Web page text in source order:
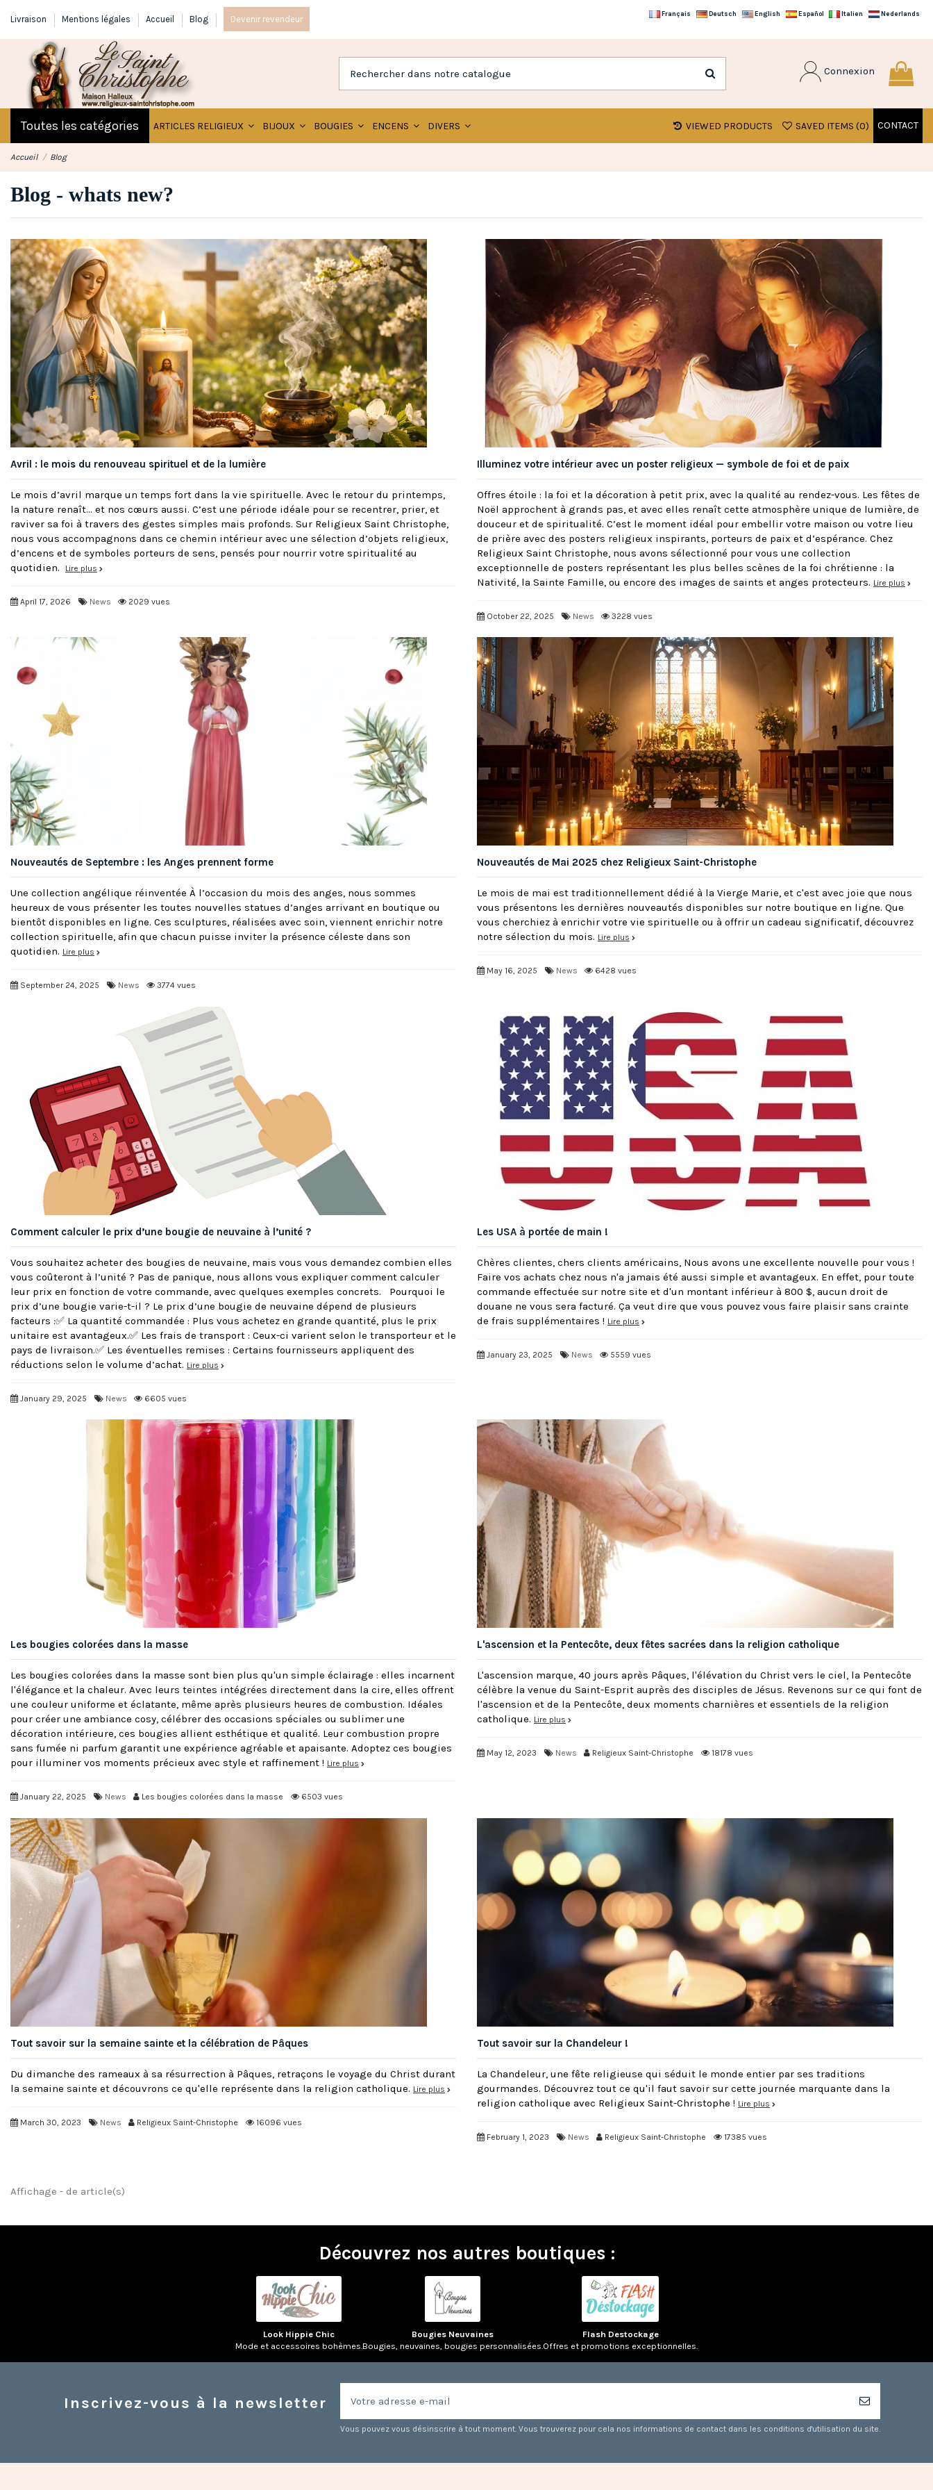
Livraison Mentions légales Accueil Blog Devenir revendeur
Français Deutsch English Español Italien Nederlands
Connexion
Toutes les catégories ARTICLES RELIGIEUX BIJOUX BOUGIES ENCENS DIVERS CONTACT
SAVED ITEMS (0)
VIEWED PRODUCTS
Accueil Blog
Blog - whats new?
Avril : le mois du renouveau spirituel et de la lumière
Le mois d’avril marque un temps fort dans la vie spirituelle. Avec le retour du printemps,
la nature renaît… et nos cœurs aussi. C’est une période idéale pour se recentrer, prier, et
raviver sa foi à travers des gestes simples mais profonds. Sur Religieux Saint Christophe,
nous vous accompagnons dans ce chemin intérieur avec une sélection d’objets religieux,
d’encens et de symboles porteurs de sens, pensés pour nourrir votre spiritualité au
quotidien.
Lire plus
April 17, 2026 News 2029 vues
Illuminez votre intérieur avec un poster religieux — symbole de foi et de paix
Offres étoile : la foi et la décoration à petit prix, avec la qualité au rendez-vous. Les fêtes de
Noël approchent à grands pas, et avec elles renaît cette atmosphère unique de lumière, de
douceur et de spiritualité. C’est le moment idéal pour embellir votre maison ou votre lieu
de prière avec des posters religieux inspirants, porteurs de paix et d’espérance. Chez
Religieux Saint Christophe, nous avons sélectionné pour vous une collection
exceptionnelle de posters représentant les plus belles scènes de la foi chrétienne : la
Nativité, la Sainte Famille, ou encore des images de saints et anges protecteurs. Lire plus
October 22, 2025 News 3228 vues
Nouveautés de Septembre : les Anges prennent forme
Une collection angélique réinventée À l’occasion du mois des anges, nous sommes
heureux de vous présenter les toutes nouvelles statues d’anges arrivant en boutique ou
bientôt disponibles en ligne. Ces sculptures, réalisées avec soin, viennent enrichir notre
collection spirituelle, afin que chacun puisse inviter la présence céleste dans son
quotidien. Lire plus
September 24, 2025 News 3774 vues
Nouveautés de Mai 2025 chez Religieux Saint-Christophe
Le mois de mai est traditionnellement dédié à la Vierge Marie, et c'est avec joie que nous
vous présentons les dernières nouveautés disponibles sur notre boutique en ligne. Que
vous cherchiez à enrichir votre vie spirituelle ou à offrir un cadeau significatif, découvrez
notre sélection du mois. Lire plus
May 16, 2025 News 6428 vues
Comment calculer le prix d’une bougie de neuvaine à l’unité ?
Vous souhaitez acheter des bougies de neuvaine, mais vous vous demandez combien elles
vous coûteront à l’unité ? Pas de panique, nous allons vous expliquer comment calculer
leur prix en fonction de votre commande, avec quelques exemples concrets. Pourquoi le
prix d’une bougie varie-t-il ? Le prix d’une bougie de neuvaine dépend de plusieurs
facteurs :✅ La quantité commandée : Plus vous achetez en grande quantité, plus le prix
unitaire est avantageux.✅ Les frais de transport : Ceux-ci varient selon le transporteur et le
pays de livraison.✅ Les éventuelles remises : Certains fournisseurs appliquent des
réductions selon le volume d’achat. Lire plus
January 29, 2025 News 6605 vues
Les USA à portée de main !
Chères clientes, chers clients américains, Nous avons une excellente nouvelle pour vous !
Faire vos achats chez nous n'a jamais été aussi simple et avantageux. En effet, pour toute
commande effectuée sur notre site et d'un montant inférieur à 800 $, aucun droit de
douane ne vous sera facturé. Ça veut dire que vous pouvez vous faire plaisir sans crainte
de frais supplémentaires ! Lire plus
January 23, 2025 News 5559 vues
Les bougies colorées dans la masse
Les bougies colorées dans la masse sont bien plus qu'un simple éclairage : elles incarnent
l'élégance et la chaleur. Avec leurs teintes intégrées directement dans la cire, elles offrent
une couleur uniforme et éclatante, même après plusieurs heures de combustion. Idéales
pour créer une ambiance cosy, célébrer des occasions spéciales ou sublimer une
décoration intérieure, ces bougies allient esthétique et qualité. Leur combustion propre
sans fumée ni parfum garantit une expérience agréable et apaisante. Adoptez ces bougies
pour illuminer vos moments précieux avec style et raffinement ! Lire plus
January 22, 2025 News Les bougies colorées dans la masse 6503 vues
L'ascension et la Pentecôte, deux fêtes sacrées dans la religion catholique
L'ascension marque, 40 jours après Pâques, l'élévation du Christ vers le ciel, la Pentecôte
célèbre la venue du Saint-Esprit auprès des disciples de Jésus. Revenons sur ce qui font de
l'ascension et de la Pentecôte, deux moments charnières et essentiels de la religion
catholique. Lire plus
May 12, 2023 News Religieux Saint-Christophe 18178 vues
Tout savoir sur la semaine sainte et la célébration de Pâques
Du dimanche des rameaux à sa résurrection à Pâques, retraçons le voyage du Christ durant
la semaine sainte et découvrons ce qu'elle représente dans la religion catholique. Lire plus
March 30, 2023 News Religieux Saint-Christophe 16096 vues
Tout savoir sur la Chandeleur !
La Chandeleur, une fête religieuse qui séduit le monde entier par ses traditions
gourmandes. Découvrez tout ce qu'il faut savoir sur cette journée marquante dans la
religion catholique avec Religieux Saint-Christophe ! Lire plus
February 1, 2023 News Religieux Saint-Christophe 17385 vues
Affichage - de article(s)
Découvrez nos autres boutiques :
Look Hippie Chic
Mode et accessoires bohèmes.
Bougies Neuvaines
Bougies, neuvaines, bougies personnalisées.
Flash Destockage
Offres et promotions exceptionnelles.
Inscrivez-vous à la newsletter
Vous pouvez vous désinscrire à tout moment. Vous trouverez pour cela nos informations de contact dans les conditions d'utilisation du site.